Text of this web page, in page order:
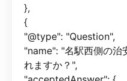
},
{
"@type": "Question",
"name": "名駅西側の治
れますか？",